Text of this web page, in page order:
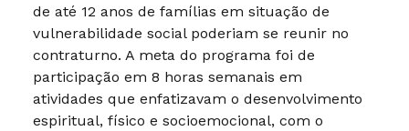
de até 12 anos de famílias em situação de
vulnerabilidade social poderiam se reunir no
contraturno. A meta do programa foi de
participação em 8 horas semanais em
atividades que enfatizavam o desenvolvimento
espiritual, físico e socioemocional, com o